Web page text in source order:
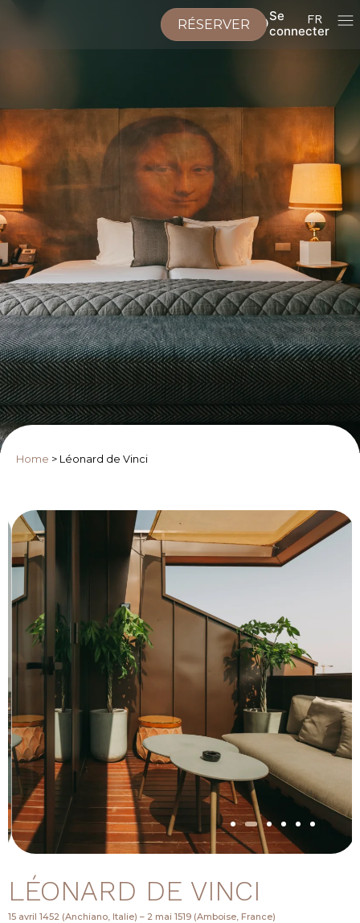
FR
Se
connecter
RÉSERVER
Home > Léonard de Vinci
LÉONARD DE VINCI
15 avril 1452 (Anchiano, Italie) – 2 mai 1519 (Amboise, France)